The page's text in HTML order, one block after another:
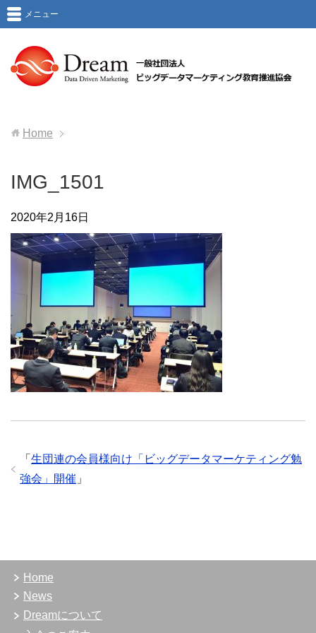
メニュー
Home
IMG_1501
2020年2月16日
「 生団連の会員様向け「ビッグデータマーケティング勉
強会」開催 」
Home
News
Dreamについて